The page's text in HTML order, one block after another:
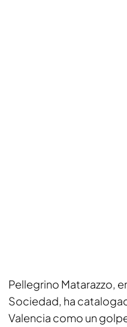
Pellegrino Matarazzo,
Sociedad, ha
Valencia como un